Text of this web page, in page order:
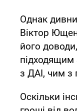
Однак
Віктор
його
підходящим
з ДАІ, чим з
Оскільки